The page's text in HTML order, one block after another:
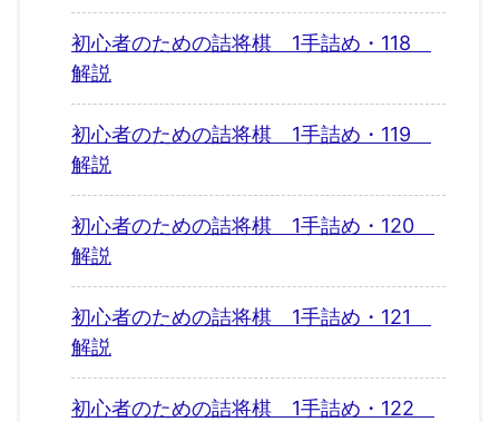
初心者のための詰将棋 1手詰め・118
解説
初心者のための詰将棋 1手詰め・119
解説
初心者のための詰将棋 1手詰め・120
解説
初心者のための詰将棋 1手詰め・121
解説
初心者のための詰将棋 1手詰め・122